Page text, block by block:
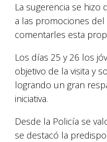
La sugerencia se hizo
a las promociones del
comentarles esta
Los días 25 y 26 los
objetivo de la visita y
logrando un gran
iniciativa.
Desde la Policía se
se destacó la